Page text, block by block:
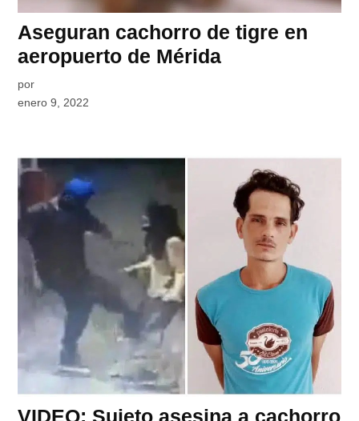
Aseguran cachorro de tigre en
aeropuerto de Mérida
por
enero 9, 2022
VIDEO: Sujeto asesina a cachorro